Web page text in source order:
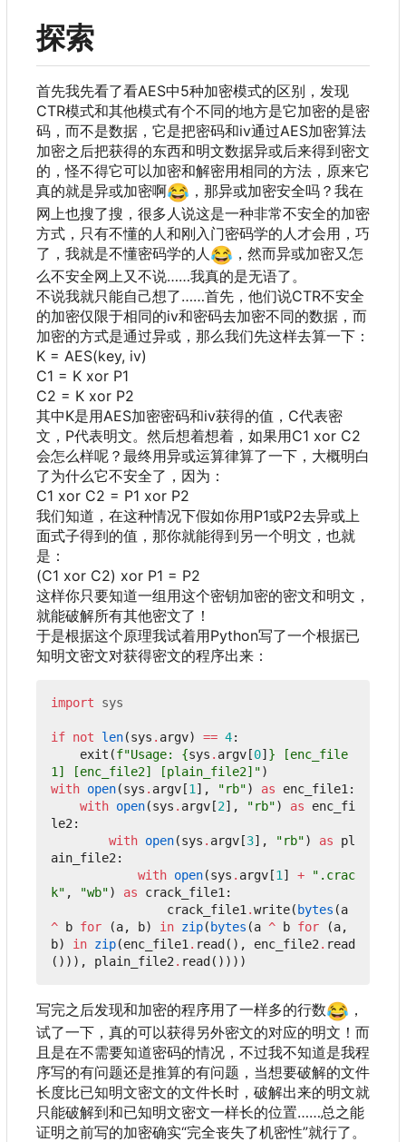
探索
首先我先看了看AES中5种加密模式的区别 ， 发现
CTR模式和其他模式有个不同的地方是它加密的是密
码 ， 而不是数据 ， 它是把密码和iv通过AES加密算法
加密之后把获得的东西和明文数据异或后来得到密文
的 ，怪不得它可以加密和解密用相同的方法 ， 原来它
真的就是异或加密啊😂 ，那异或加密安全吗？我在
网上也搜了搜，很多人说这是一种非常不安全的加密
方式，只有不懂的人和刚入门密码学的人才会用，巧
了，我就是不懂密码学的人 😂 ，然而异或加密又怎
么不安全网上又不说……我真的是无语了。
不说我就只能自己想了……首先 ， 他们说CTR不安全
的加密仅限于相同的iv和密码去加密不同的数据 ， 而
加密的方式是通过异或 ， 那么我们先这样去算一下 ：
K = AES(key, iv)
C1 = K xor P1
C2 = K xor P2
其中K是用AES加密密码和iv获得的值 ， C代表密
文 ， P代表明文。然后想着想着 ， 如果用C1 xor C2
会怎么样呢 ？ 最终用异或运算律算了一下 ， 大概明白
了为什么它不安全了 ， 因为 ：
C1 xor C2 = P1 xor P2
我们知道 ， 在这种情况下假如你用P1或P2去异或上
面式子得到的值 ， 那你就能得到另一个明文 ， 也就
是 ：
(C1 xor C2) xor P1 = P2
这样你只要知道一组用这个密钥加密的密文和明文，
就能破解所有其他密文了！
于是根据这个原理我试着用Python写了一个根据已
知明文密文对获得密文的程序出来 ：
import sys
if not len(sys . argv) == 4:
exit (f"Usage: {sys . argv [0] } [enc_file
1] [enc_file2] [plain_file2]")
with open(sys . argv [1 ], "rb") as enc_file1 :
with open(sys . argv [2], "rb") as
enc_fi
le2 :
with open(sys . argv [3], "rb") as
pl
ain_file2 :
with open(sys . argv [1 ] +
".crac
k" , "wb") as crack_file1 :
crack_file1 .write( bytes (a
^
b for (a, b) in zip( bytes (a ^ b for (a,
b) in zip(enc_file1 . read (), enc_file2 . read
())),
plain_file2 . read ())))
写完之后发现和加密的程序用了一样多的行数😂 ，
试了一下，真的可以获得另外密文的对应的明文！而
且是在不需要知道密码的情况，不过我不知道是我程
序写的有问题还是推算的有问题，当想要破解的文件
长度比已知明文密文的文件长时，破解出来的明文就
只能破解到和已知明文密文一样长的位置……总之能
证明之前写的加密确实“完全丧失了机密性”就行了。